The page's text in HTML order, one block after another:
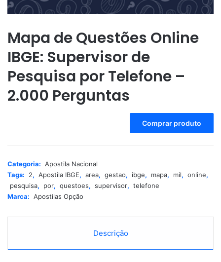
Mapa de Questões Online
IBGE: Supervisor de
Pesquisa por Telefone –
2.000 Perguntas
Comprar produto
i
Categoria: Apostila Nacional
Tags:
2, Apostila IBGE, area, gestao, ibge, mapa, mil, online,
pesquisa, por, questoes, supervisor, telefone
Marca: Apostilas Opção
Descrição